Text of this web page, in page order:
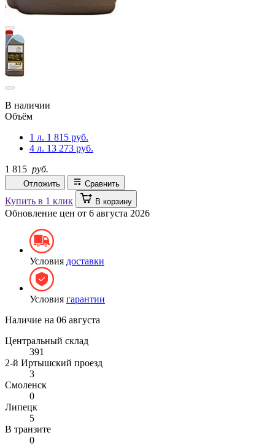
В наличии
Объём
1 л. 1 815 руб.
4 л. 13 273 руб.
1 815 руб.
Отложить Сравнить
Купить в 1 клик В корзину
Обновление цен от 6 августа 2026
Условия доставки
Условия гарантии
Наличие на 06 августа
Центральный склад
391
2-й Иртышский проезд
3
Смоленск
0
Липецк
5
В транзите
0